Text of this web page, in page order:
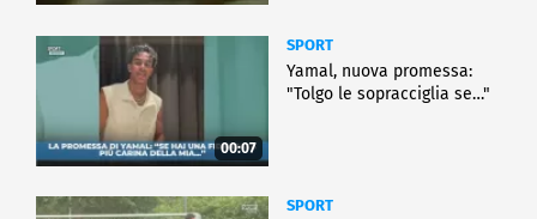
00:07
SPORT
Yamal, nuova promessa:
"Tolgo le sopracciglia se…"
SPORT